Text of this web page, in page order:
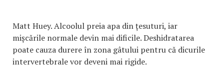
Matt Huey. Alcoolul preia apa din țesuturi, iar
mișcările normale devin mai dificile. Deshidratarea
poate cauza durere în zona gâtului pentru că dicurile
intervertebrale vor deveni mai rigide.